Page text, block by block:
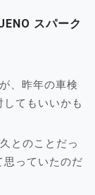
スパーク
、昨年の車検
てもいいかも
とのことだっ
思っていたのだ